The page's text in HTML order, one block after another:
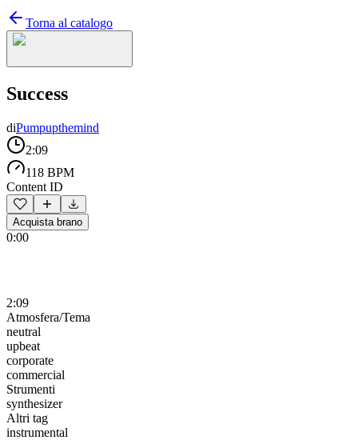
Torna al catalogo
Success
diPumpupthemind
2:09
118 BPM
Content ID
Acquista brano
0:00
2:09
Atmosfera/Tema
neutral
upbeat
corporate
commercial
Strumenti
synthesizer
Altri tag
instrumental